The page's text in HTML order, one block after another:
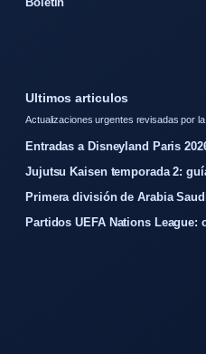
Ultimos articulos
Actualizaciones urgentes revisadas por
Entradas a Disneyland Paris
Jujutsu Kaisen temporada 2:
Primera división de Arabia
Partidos UEFA Nations League: